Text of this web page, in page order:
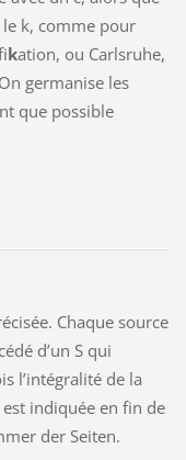
k, comme pour
kation, ou Carlsruhe,
germanise les
que possible
Chaque source
d’un S qui
l’intégralité de la
est indiquée en fin de
der Seiten.